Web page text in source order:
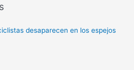
desaparecen en los espejos